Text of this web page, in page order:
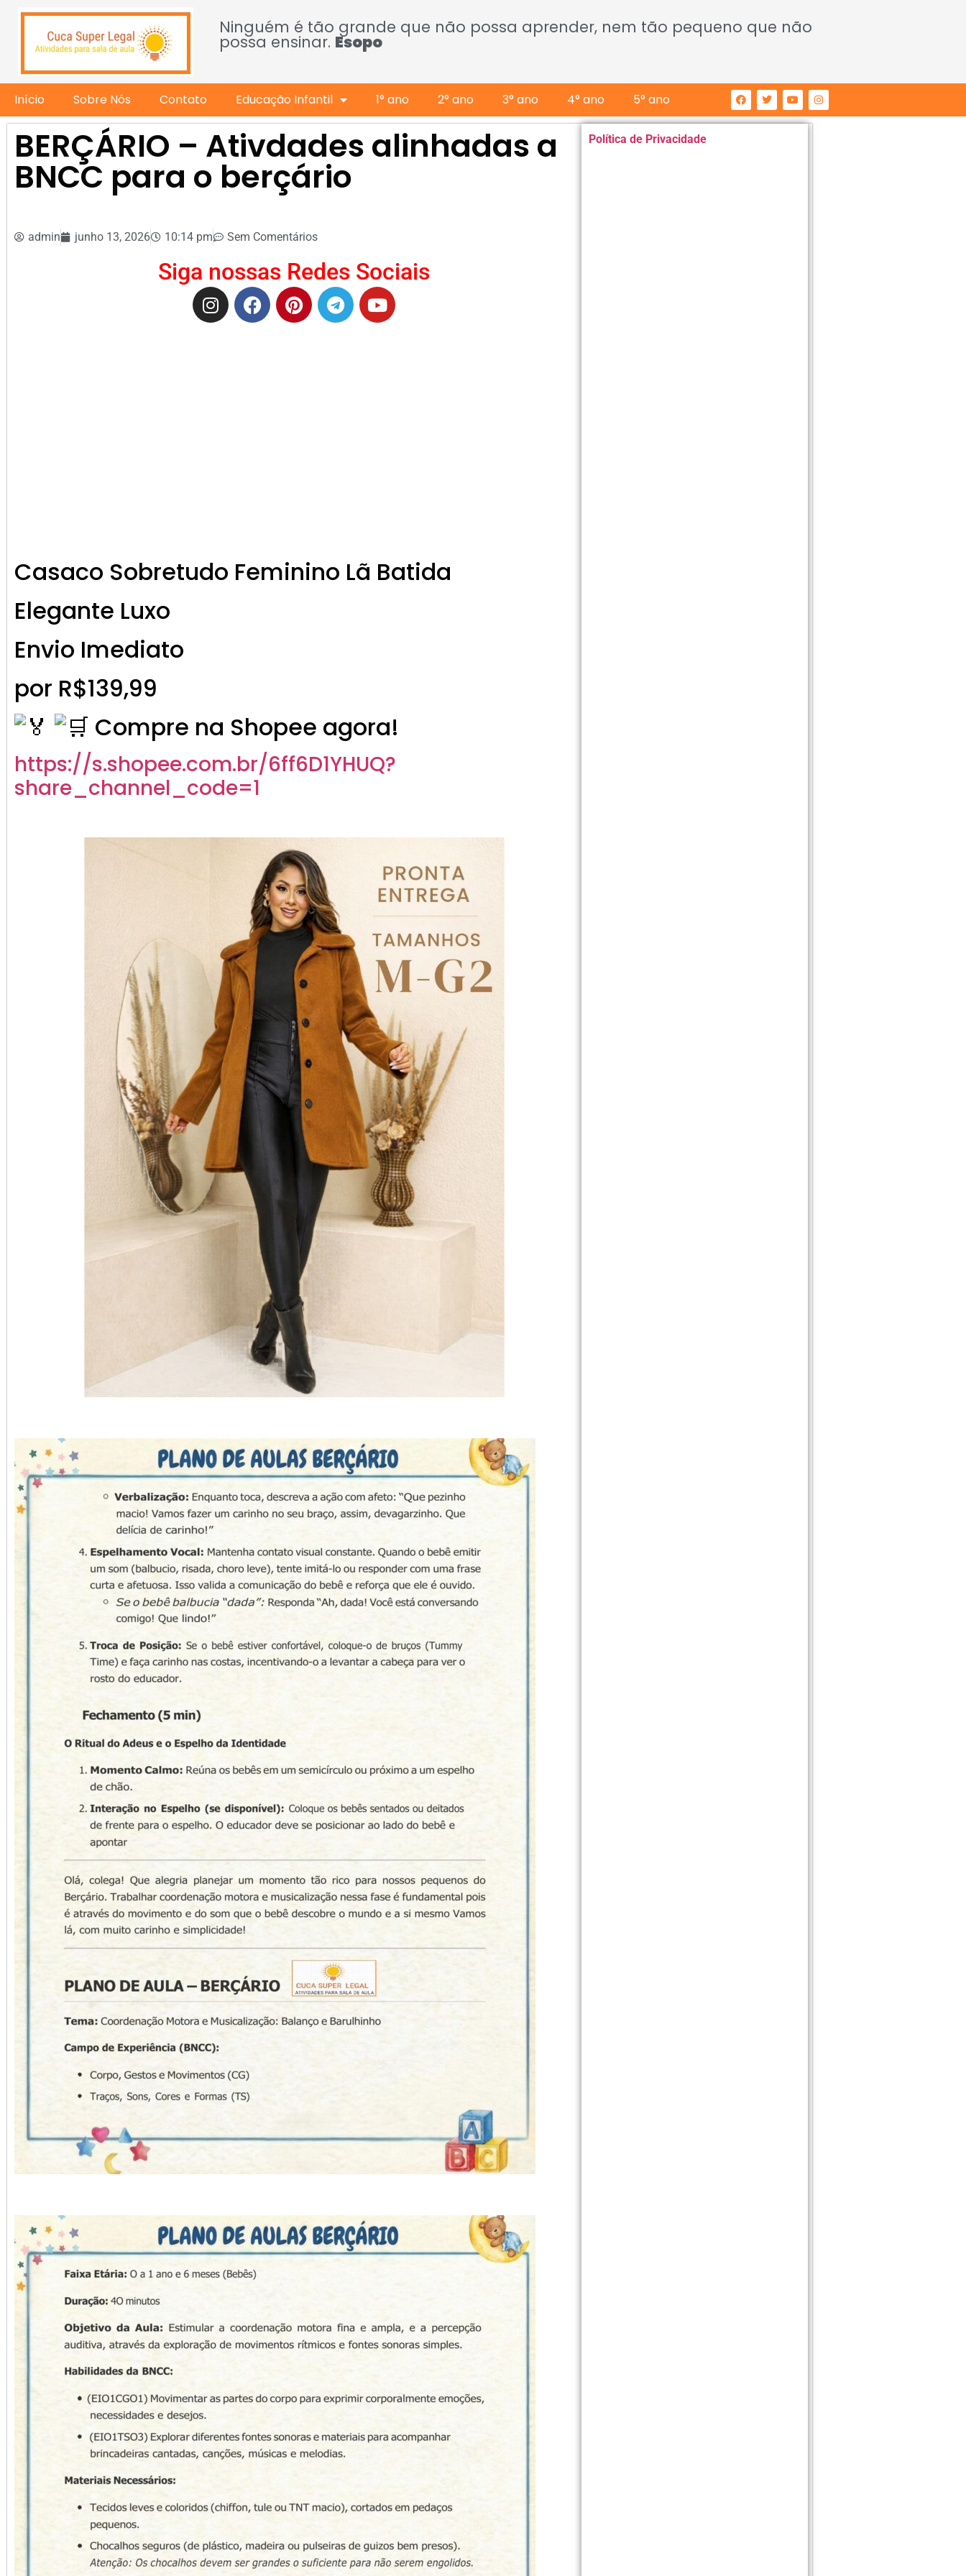
Ninguém é tão grande que não possa aprender, nem tão pequeno que não
possa ensinar. Esopo
Início Sobre Nós Contato Educação Infantil 1° ano 2° ano 3° ano 4° ano 5° ano
BERÇÁRIO – Ativdades alinhadas a
BNCC para o berçário
admin junho 13, 2026 10:14 pm Sem Comentários
Siga nossas Redes Sociais
Casaco Sobretudo Feminino Lã Batida
Elegante Luxo
Envio Imediato
por R$139,99
Compre na Shopee agora!
https://s.shopee.com.br/6ff6D1YHUQ?
share_channel_code=1
Política de Privacidade